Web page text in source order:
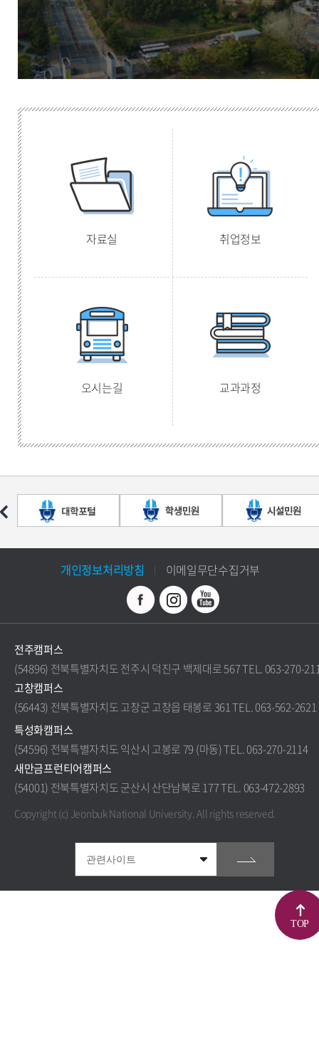
자료실 취업정보
오시는길 교과과정
개인정보처리방침 이메일무단수집거부
전주캠퍼스
(54896) 전북특별자치도 전주시 덕진구 백제대로 567 TEL. 063-270-
고창캠퍼스
(56443) 전북특별자치도 고창군 고창읍 태봉로 361 TEL. 063-562-2621
특성화캠퍼스
(54596) 전북특별자치도 익산시 고봉로 79 (마동) TEL. 063-270-2114
새만금프런티어캠퍼스
(54001) 전북특별자치도 군산시 산단남북로 177 TEL. 063-472-2893
Copyright (c) Jeonbuk National University. All rights reserved.
TOP